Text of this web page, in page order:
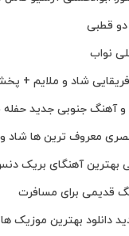
دو قطبی
نواب
شاد و ملایم +
و آهنگ جنوبی جدید
معروف ترین ها شاد
بهترین آهنگای بریک
قدیمی برای مسافرت
دانلود بهترین موزیک